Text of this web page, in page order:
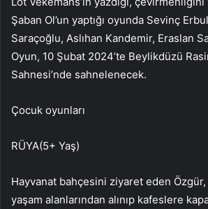
Şaban Ol’un yaptığı oyunda Sevinç
Saraçoğlu, Aslıhan Kandemir, Eraslan
Oyun, 10 Şubat 2024’te Beylikdüzü
Sahnesi’nde sahnelenecek.
Çocuk oyunları
RÜYA(5+ Yaş)
Hayvanat bahçesini ziyaret eden Özgür,
yaşam alanlarından alınıp kafeslere